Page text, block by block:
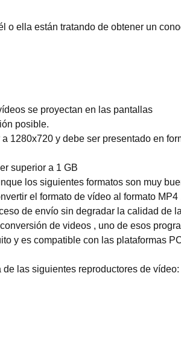
o ella están tratando de obtener un
se proyectan en las pantallas
posible.
1280x720 y debe ser presentado en
superior a 1 GB
los siguientes formatos son muy
el formato de vídeo al formato MP4
de envío sin degradar la calidad de
de videos , uno de esos
y es compatible con las plataformas
las siguientes reproductores de